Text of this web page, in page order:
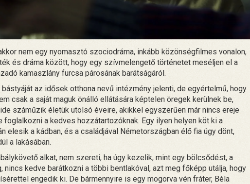
nem egy nyomasztó szociodráma, inkább közönségfilmes vonalon,
és dráma között, hogy egy szívmelengető történetet meséljen el a
kamaszlány furcsa párosának barátságáról.
az idősek otthona nevű intézmény jelenti, de egyértelmű, hogy
csak a saját maguk önálló ellátására képtelen öregek kerülnek be,
száműzik életük utolsó éveire, akikkel egyszerűen már nincs ereje
foglalkozni a kedves hozzátartozóknak. Egy ilyen helyen köt ki a
elesik a kádban, és a családjával Németországban élő fia úgy dönt,
a lakásában.
alkat, nem szereti, ha úgy kezelik, mint egy bölcsődést, a
nincs kedve barátkozni a többi bentlakóval, azt meg főképp utálja, hogy
engedik ki. De bármennyire is egy mogorva vén fráter, Béla